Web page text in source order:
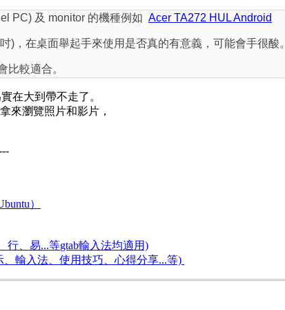
PC) 及 monitor 的機種例如 Acer TA272 HUL Android
)，在桌面舉起手來使用是否真的有意義，可能會手很酸
比較適合。
在大到帶不走了。
來瀏覽照片和影片，
）
行、易...等gtab輸入法均適用)
輸入法、使用技巧、心得分享...等)